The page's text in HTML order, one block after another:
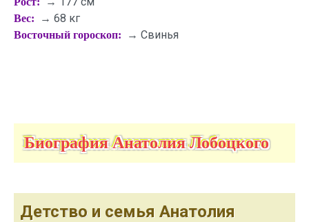
Вес: → 68 кг
Восточный гороскоп: → Свинья
Биография Анатолия Лобоцкого
Детство и семья Анатолия